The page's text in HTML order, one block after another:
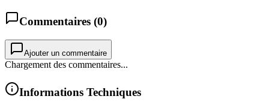
Commentaires (0)
Ajouter un commentaire
Chargement des commentaires...
Informations Techniques